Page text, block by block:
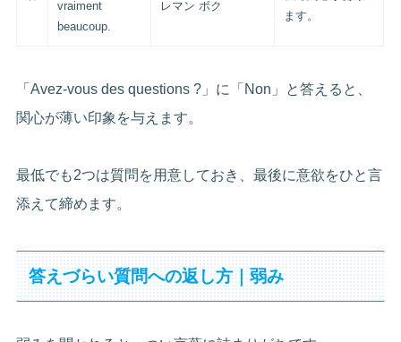
vraiment
beaucoup.
レマン ボク
ます。
「Avez-vous des questions ?」に「Non」と答えると、
関心が薄い印象を与えます。
最低でも2つは質問を用意しておき、最後に意欲をひと言
添えて締めます。
答えづらい質問への返し方｜弱み